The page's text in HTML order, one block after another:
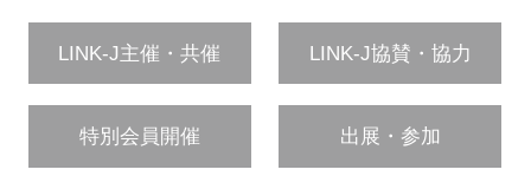
LINK-J主催・共催 LINK-J協賛・協力
特別会員開催 出展・参加